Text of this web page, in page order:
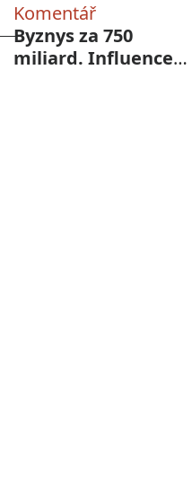
Komentář
Byznys za 750
miliard. Influencer